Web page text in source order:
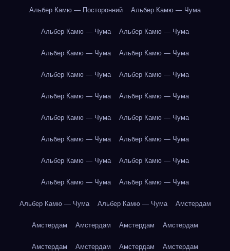
Альбер Камю — Посторонний Альбер Камю — Чума
Альбер Камю — Чума Альбер Камю — Чума
Альбер Камю — Чума Альбер Камю — Чума
Альбер Камю — Чума Альбер Камю — Чума
Альбер Камю — Чума Альбер Камю — Чума
Альбер Камю — Чума Альбер Камю — Чума
Альбер Камю — Чума Альбер Камю — Чума
Альбер Камю — Чума Альбер Камю — Чума
Альбер Камю — Чума Альбер Камю — Чума
Альбер Камю — Чума Альбер Камю — Чума Амстердам
Амстердам Амстердам Амстердам Амстердам
Амстердам Амстердам Амстердам Амстердам